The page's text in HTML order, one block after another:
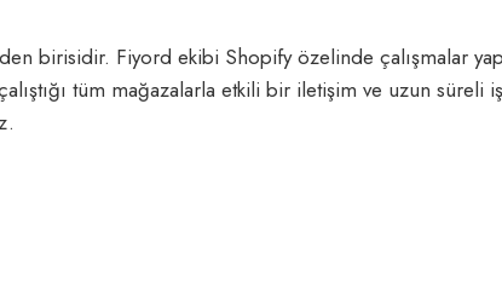
birisidir. Fiyord ekibi Shopify özelinde çalışmalar
tüm mağazalarla etkili bir iletişim ve uzun süreli iş